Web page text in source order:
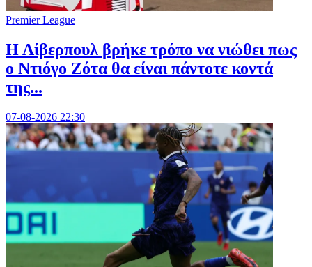
Premier League
Η Λίβερπουλ βρήκε τρόπο να νιώθει πως
ο Ντιόγο Ζότα θα είναι πάντοτε κοντά
της...
07-08-2026 22:30